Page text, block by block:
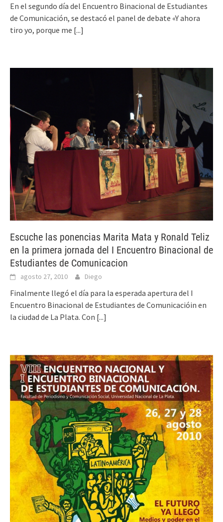
En el segundo día del Encuentro Binacional de Estudiantes
de Comunicación, se destacó el panel de debate «Y ahora
tiro yo, porque me [...]
Escuche las ponencias Marita Mata y Ronald Teliz
en la primera jornada del I Encuentro Binacional de
Estudiantes de Comunicacion
agosto 27, 2010 Diego
Finalmente llegó el día para la esperada apertura del I
Encuentro Binacional de Estudiantes de Comunicacióin en
la ciudad de La Plata. Con [...]